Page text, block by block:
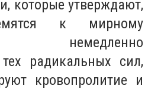
которые утверждают,
к мирному
немедленно
радикальных сил,
кровопролитие и